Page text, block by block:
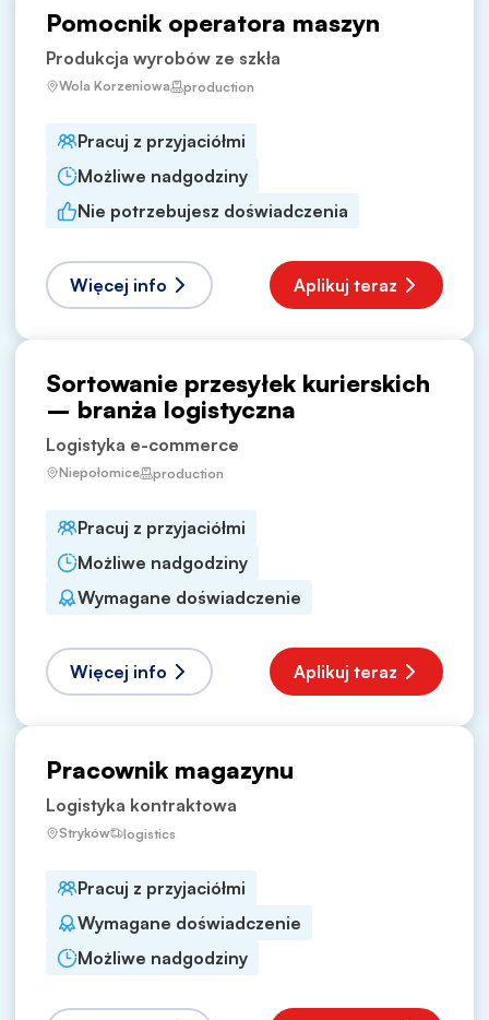
Pomocnik operatora maszyn
Produkcja wyrobów ze szkła
Wola Korzeniowa production
Pracuj z przyjaciółmi
Możliwe nadgodziny
Nie potrzebujesz doświadczenia
Więcej info Aplikuj teraz
Sortowanie przesyłek kurierskich
– branża logistyczna
Logistyka e-commerce
Niepołomice production
Pracuj z przyjaciółmi
Możliwe nadgodziny
Wymagane doświadczenie
Więcej info Aplikuj teraz
Pracownik magazynu
Logistyka kontraktowa
Stryków logistics
Pracuj z przyjaciółmi
Wymagane doświadczenie
Możliwe nadgodziny